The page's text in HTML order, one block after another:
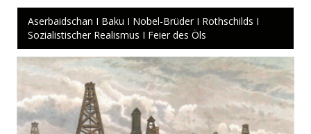
Aserbaidschan I Baku I Nobel-Brüder I Rothschilds I
Sozialistischer Realismus I Feier des Öls